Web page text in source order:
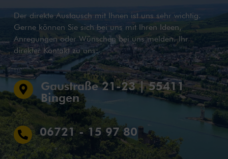
Der direkte Austausch mit Ihnen ist uns sehr wichtig.
Gerne können Sie sich bei uns mit Ihren Ideen,
Anregungen oder Wünschen bei uns melden. Ihr
direkter Kontakt zu uns:

Gaustraße 21-23 | 55411
Bingen
 06721 - 15 97 80